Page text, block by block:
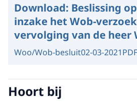
Download: Beslissing
inzake het Wob-
vervolging van de heer
Woo/Wob-besluit02-03-2021
Hoort bij